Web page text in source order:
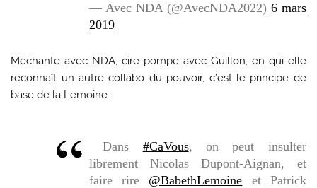
— Avec NDA (@AvecNDA2022) 6 mars
2019
Méchante avec NDA, cire-pompe avec Guillon, en qui elle
reconnaît un autre collabo du pouvoir, c’est le principe de
base de la Lemoine :
Dans #CaVous, on peut insulter
librement Nicolas Dupont-Aignan, et
faire rire @BabethLemoine et Patrick